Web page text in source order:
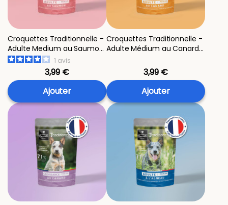
Croquettes Traditionnelle -
Adulte Medium au Saumon
- échantillon 400g
1 avis
3,99 €
Ajouter
Croquettes Traditionnelle -
Adulte Médium au Canard -
3,99 €
Ajouter